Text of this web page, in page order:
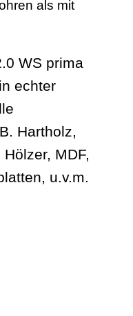
als mit
WS prima
echter
Hartholz,
MDF,
u.v.m.